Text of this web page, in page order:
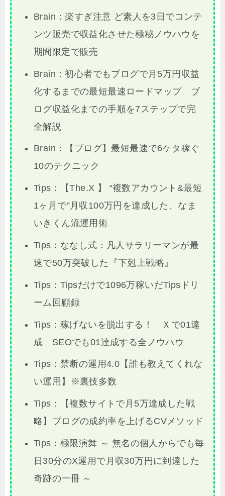
Brain：楽すぎ注意 ど素人を3日でコンテ
ンツ販売で収益化させた極秘ノウハウを
期間限定で販売
Brain：初心者でもブログで月5万円収益
化するまでの最短最速ロードマップ ブ
ログ収益化までの手順を7ステップで完
全解説
Brain：【ブログ】最短最速で6ケタ稼ぐ
10のテクニック
Tips：【The.X 】 “複数アカウント&最短
1ヶ月で”月収100万円を達成した、なま
いきくん流運用術
Tips：ななし式：凡人サラリーマンが最
速で50万突破した『下剋上戦略』
Tips：Tipsだけで1096万稼いだTipsドリ
ーム回顧録
Tips：稼げないを脱出する！ Ｘで01達
成 SEOでも01達成する全ノウハウ
Tips：禁断の運用4.0【誰も教えてくれな
い運用】※裏技多数
Tips：【複数サイトで月5万達成した戦
略】ブログの成約率を上げるCVメソッド
Tips：極限演舞 ～ 無名の個人からでも毎
日30分のX運用で月収30万円に到達した
奇跡の一冊 ～